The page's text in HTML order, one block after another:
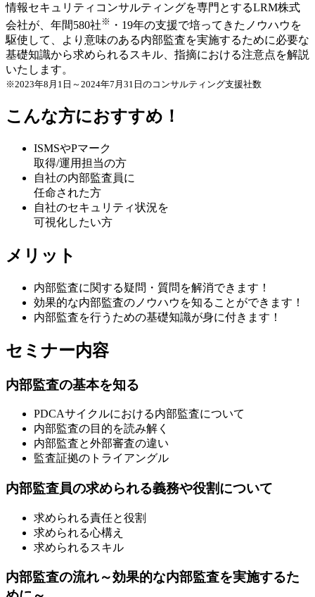
情報セキュリティコンサルティングを専門とするLRM株式
会社が、年間580社 ※ ・19年の支援で培ってきたノウハウを
駆使して、より意味のある内部監査を実施するために必要な
基礎知識から求められるスキル、指摘における注意点を解説
いたします。
※2023年8月1日～2024年7月31日のコンサルティング支援社数
こんな方におすすめ！
ISMSやPマーク
取得/運用担当の方
自社の内部監査員に
任命された方
自社のセキュリティ状況を
可視化したい方
メリット
内部監査に関する疑問・質問を解消できます！
効果的な内部監査のノウハウを知ることができます！
内部監査を行うための基礎知識が身に付きます！
セミナー内容
内部監査の基本を知る
PDCAサイクルにおける内部監査について
内部監査の目的を読み解く
内部監査と外部審査の違い
監査証拠のトライアングル
内部監査員の求められる義務や役割について
求められる責任と役割
求められる心構え
求められるスキル
内部監査の流れ～効果的な内部監査を実施するた